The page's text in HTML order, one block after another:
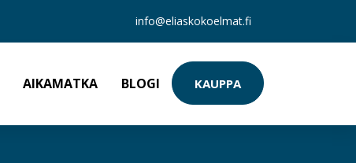
info@eliaskokoelmat.fi
AIKAMATKA BLOGI KAUPPA